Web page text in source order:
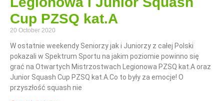
Cup PZSQ kat.A
20 October 2020
W ostatnie weekendy Seniorzy jak i Juniorzy z całej Polski
pokazali w Spektrum Sportu na jakim poziomie powinno się
grać na Otwartych Mistrzostwach Legionowa PZSQ kat.A oraz
Junior Squash Cup PZSQ kat.A.Co to były za emocje! O
przyszłość squash nie